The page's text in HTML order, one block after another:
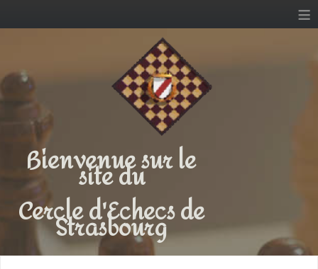
≡
Bienvenue sur le
site du
Cercle d'Echecs de
Strasbourg